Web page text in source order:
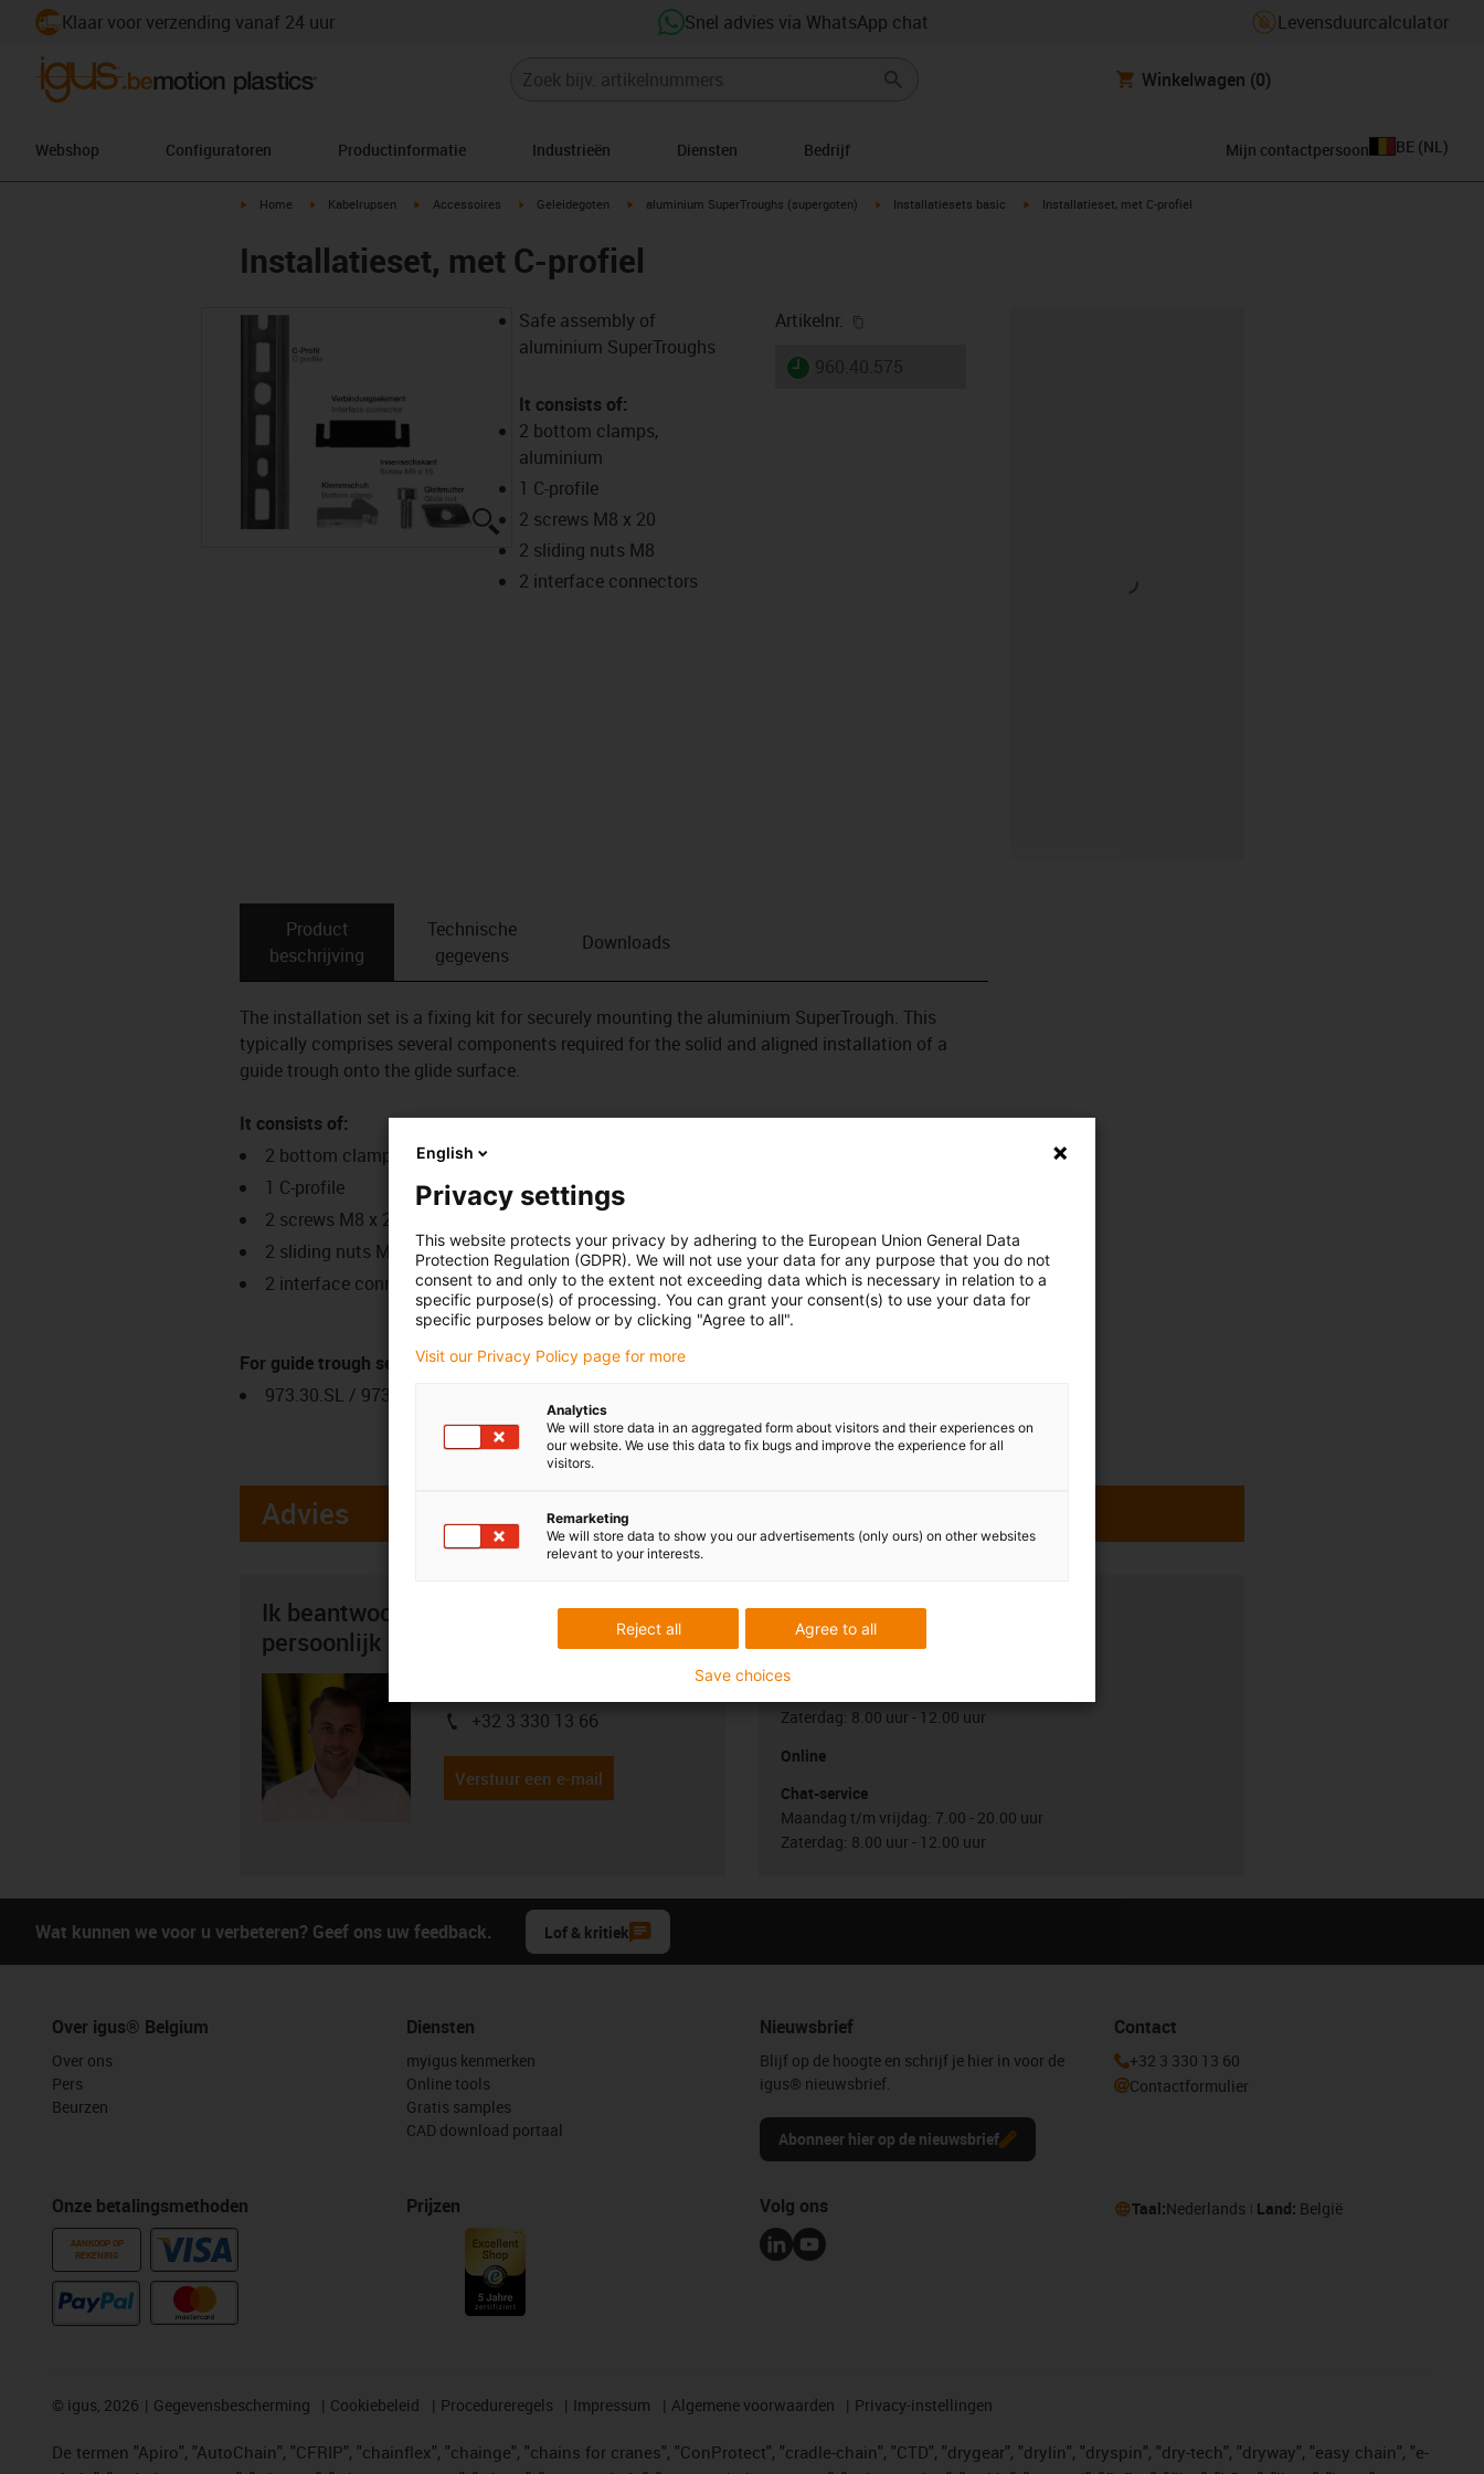
Klaar voor verzending vanaf 24 uur Snel advies via WhatsApp chat Levensduurcalculator
Winkelwagen (0)
Webshop Configuratoren Productinformatie Industrieën Diensten Bedrijf Mijn contactpersoon BE (NL )
igus-icon-arrow-right
Home igus-icon-arrow-right
Kabelrupsen igus-icon-arrow-right
Accessoires igus-icon-arrow-right
Geleidegoten igus-icon-arrow-right
aluminium SuperTroughs (supergoten) igus-icon-arrow-right
Installatiesets basic igus-icon-arrow-right
Installatieset, met C-profiel
Installatieset, met C-profiel
igus-icon-lupe
Safe assembly of
aluminium SuperTroughs
It consists of:
2 bottom clamps,
aluminium
1 C-profile
2 screws M8 x 20
2 sliding nuts M8
2 interface connectors
Artikelnr.
igus-icon-lieferzeit
Product
beschrijving
Technische
gegevens
Downloads
The installation set is a fixing kit for securely mounting the aluminium SuperTrough. This
typically comprises several components required for the solid and aligned installation of a
guide trough onto the glide surface.
It consists of:
2 bottom clamps, aluminium
1 C-profile
2 screws M8 x 20
2 sliding nuts M8
2 interface connectors
For guide trough series
973.30.SL / 973.31.SLH / 973.30.SLA
Advies
Ik beantwoord graag uw vragen
persoonlijk
igus-icon-phone
+32 3 330 13 66
Verstuur een e-mail
Overleg en levering
Persoonlijk
Zaterdag: 8.00 uur - 12.00 uur
Online
Chat-service
Maandag t/m vrijdag: 7.00 - 20.00 uur
Zaterdag: 8.00 uur - 12.00 uur
Wat kunnen we voor u verbeteren? Geef ons uw feedback. Lof & kritiek
Over igus® Belgium
Over ons
Pers
Beurzen
Onze betalingsmethoden
AANKOOP OP
REKENING
Diensten
myigus kenmerken
Online tools
Gratis samples
CAD download portaal
Prijzen
Nieuwsbrief
Blijf op de hoogte en schrijf je hier in voor de
igus® nieuwsbrief.
Abonneer hier op de nieuwsbrief
Contact
+32 3 330 13 60
Contactformulier
Volg ons Taal:Nederlands Land: België
© igus, 2026 Gegevensbescherming Cookiebeleid Procedureregels Impressum Algemene voorwaarden Privacy-instellingen
De termen "Apiro", "AutoChain", "CFRIP", "chainflex", "chainge", "chains for cranes", "ConProtect", "cradle-chain", "CTD", "drygear", "drylin", "dryspin", "dry-tech", "dryway", "easy chain", "e-
English
Privacy settings
This website protects your privacy by adhering to the European Union General Data
Protection Regulation (GDPR). We will not use your data for any purpose that you do not
consent to and only to the extent not exceeding data which is necessary in relation to a
specific purpose(s) of processing. You can grant your consent(s) to use your data for
specific purposes below or by clicking "Agree to all".
Visit our Privacy Policy page for more
Analytics
We will store data in an aggregated form about visitors and their experiences on
our website. We use this data to fix bugs and improve the experience for all
visitors.
Remarketing
We will store data to show you our advertisements (only ours) on other websites
relevant to your interests.
Agree to all
Reject all
Save choices